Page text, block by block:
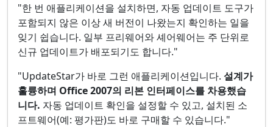
"한 번 애플리케이션을 설치하면, 자동 업데이트 도구가
포함되지 않은 이상 새 버전이 나왔는지 확인하는 일을
잊기 쉽습니다. 일부 프리웨어와 셰어웨어는 주 단위로
신규 업데이트가 배포되기도 합니다."
"UpdateStar가 바로 그런 애플리케이션입니다. 설계가
훌륭하며 Office 2007의 리본 인터페이스를 차용했습
니다. 자동 업데이트 확인을 설정할 수 있고, 설치된 소
프트웨어(예: 평가판)도 바로 구매할 수 있습니다."